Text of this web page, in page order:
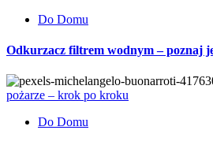
Do Domu
Odkurzacz filtrem wodnym – poznaj
pożarze – krok po kroku
Do Domu